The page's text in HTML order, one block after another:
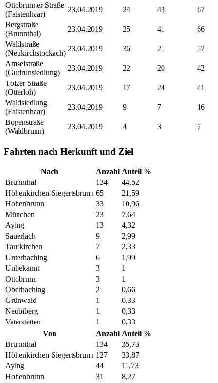
Ottobrunner Straße
(Faistenhaar)
23.04.2019 24 43
67
Bergstraße
(Brunnthal)
23.04.2019 25 41
66
Waldstraße
(Neukirchstockach)
23.04.2019 36 21
57
Amselstraße
(Gudrunsiedlung)
23.04.2019 22 20
42
Tölzer Straße
(Otterloh)
23.04.2019 17 24
41
Waldsiedlung
(Faistenhaar)
23.04.2019 9 7
16
Bogenstraße
(Waldbrunn)
23.04.2019 4 3 7
Fahrten nach Herkunft und Ziel
Nach Anzahl Anteil %
Brunnthal
134
44,52
Höhenkirchen-Siegertsbrunn 65
21,59
Hohenbrunn
33
10,96
München
23
7,64
Aying
13
4,32
Sauerlach
9
2,99
Taufkirchen
7
2,33
Unterhaching
6
1,99
Unbekannt
3
1
Ottobrunn
3
1
Oberhaching
2
0,66
Grünwald
1
0,33
Neubiberg
1
0,33
Vaterstetten
1
0,33
Von
Anzahl Anteil %
Brunnthal
134
35,73
Höhenkirchen-Siegertsbrunn 127
33,87
Aying
44
11,73
Hohenbrunn
31
8,27